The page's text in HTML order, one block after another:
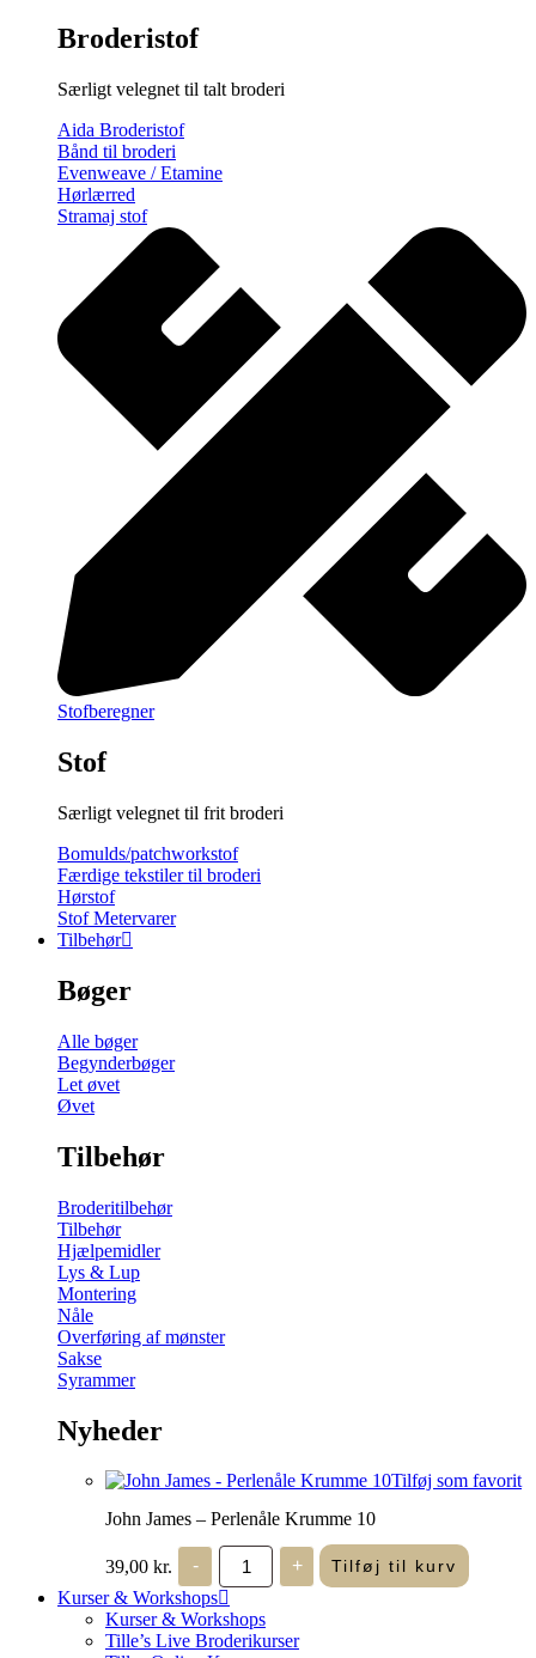
Broderistof
Særligt velegnet til talt broderi
Aida Broderistof
Bånd til broderi
Evenweave / Etamine
Hørlærred
Stramaj stof
Stofberegner
Stof
Særligt velegnet til frit broderi
Bomulds/patchworkstof
Færdige tekstiler til broderi
Hørstof
Stof Metervarer
Tilbehør
Bøger
Alle bøger
Begynderbøger
Let øvet
Øvet
Tilbehør
Broderitilbehør
Tilbehør
Hjælpemidler
Lys & Lup
Montering
Nåle
Overføring af mønster
Sakse
Syrammer
Nyheder
Tilføj som favorit
John James – Perlenåle Krumme 10
39,00 kr. -
John
James
-
Perlenåle
Krumme
10
+ Tilføj til kurv
Kurser & Workshops
Kurser & Workshops
Tille’s Live Broderikurser